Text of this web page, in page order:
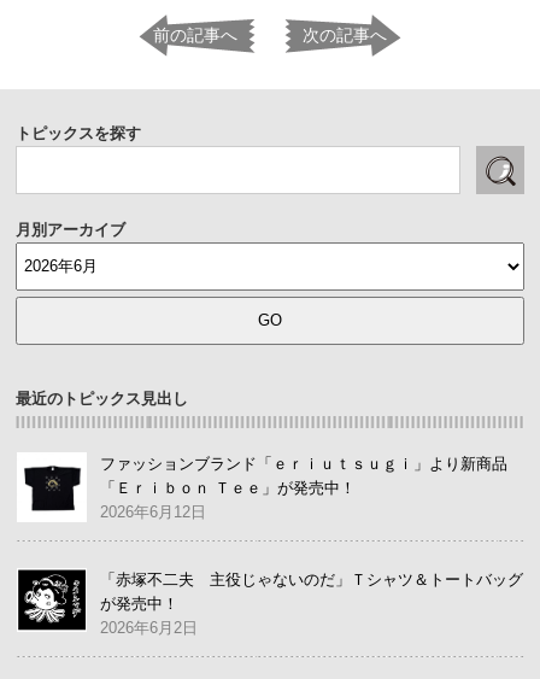
前の記事へ 次の記事へ
トピックスを探す
月別アーカイブ
最近のトピックス見出し
ファッションブランド「ｅｒｉｕｔｓｕｇｉ」より新商品
「Ｅｒｉｂｏｎ Ｔｅｅ」が発売中！
2026年6月12日
「赤塚不二夫 主役じゃないのだ」Ｔシャツ＆トートバッグ
が発売中！
2026年6月2日